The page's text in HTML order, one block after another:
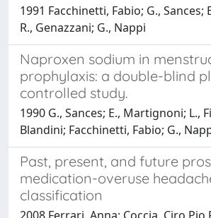
1991 Facchinetti, Fabio; G., Sances;
R., Genazzani; G., Nappi
Naproxen sodium in
prophylaxis: a double-blind
controlled study.
1990 G., Sances; E., Martignoni; L.,
Blandini; Facchinetti, Fabio; G.,
Past, present, and future
medication-overuse
classification
2008 Ferrari, Anna; Coccia, Ciro Pio